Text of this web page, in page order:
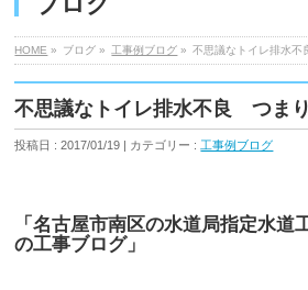
HOME » ブログ » 工事例ブログ » 不思議なトイレ排水
不思議なトイレ排水不良 つま
投稿日 : 2017/01/19 | カテゴリー : 工事例ブログ
「名古屋市南区の水道局指定水
の工事ブログ」